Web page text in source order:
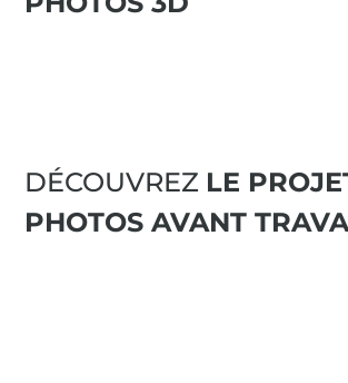
DÉCOUVREZ LE
PHOTOS AVANT